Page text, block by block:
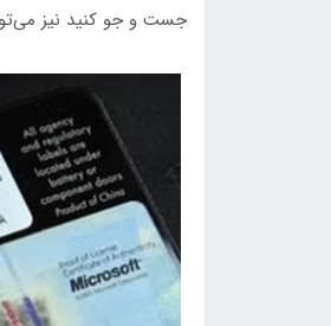
جست و جو کنید نیز